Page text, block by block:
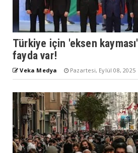
Türkiye için 'eksen
fayda var!
Veka Medya Pazartesi, Eylül 08, 2025